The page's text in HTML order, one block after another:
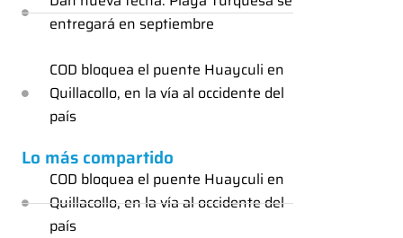
entregará en septiembre
COD bloquea el puente Huayculi en
Quillacollo, en la vía al occidente del
país
Lo más compartido
COD bloquea el puente Huayculi en
Quillacollo, en la vía al occidente del
país